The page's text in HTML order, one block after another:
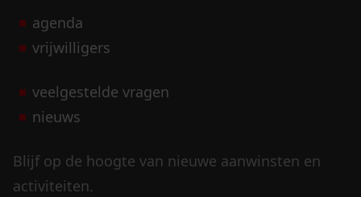
agenda
vrijwilligers
veelgestelde vragen
nieuws
Blijf op de hoogte van nieuwe aanwinsten en
activiteiten.